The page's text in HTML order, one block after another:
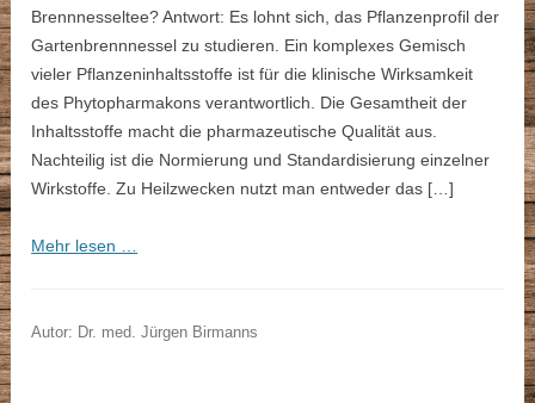
Brennnesseltee? Antwort: Es lohnt sich, das Pflanzenprofil der
Gartenbrennnessel zu studieren. Ein komplexes Gemisch
vieler Pflanzeninhaltsstoffe ist für die klinische Wirksamkeit
des Phytopharmakons verantwortlich. Die Gesamtheit der
Inhaltsstoffe macht die pharmazeutische Qualität aus.
Nachteilig ist die Normierung und Standardisierung einzelner
Wirkstoffe. Zu Heilzwecken nutzt man entweder das […]
Mehr lesen …
Autor: Dr. med. Jürgen Birmanns